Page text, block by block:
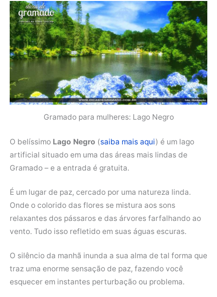
Gramado para mulheres: Lago Negro
O belíssimo Lago Negro (saiba mais aqui) é um lago
artificial situado em uma das áreas mais lindas de
Gramado – e a entrada é gratuita.
É um lugar de paz, cercado por uma natureza linda.
Onde o colorido das flores se mistura aos sons
relaxantes dos pássaros e das árvores farfalhando ao
vento. Tudo isso refletido em suas águas escuras.
O silêncio da manhã inunda a sua alma de tal forma que
traz uma enorme sensação de paz, fazendo você
esquecer em instantes perturbação ou problema.